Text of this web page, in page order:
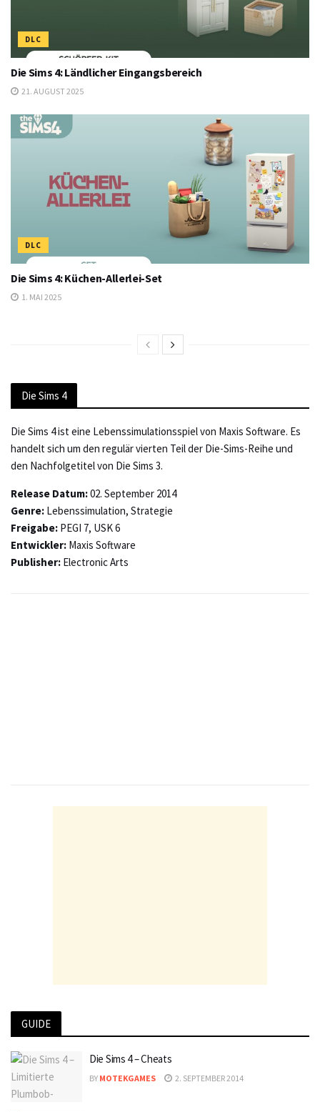
DLC
Die Sims 4: Ländlicher Eingangsbereich
21. AUGUST 2025
DLC
Die Sims 4: Küchen-Allerlei-Set
1. MAI 2025
Die Sims 4
Die Sims 4 ist eine Lebenssimulationsspiel von Maxis Software. Es
handelt sich um den regulär vierten Teil der Die-Sims-Reihe und
den Nachfolgetitel von Die Sims 3.
Release Datum:02. September 2014
Genre: Lebenssimulation, Strategie
Freigabe: PEGI 7, USK 6
Entwickler: Maxis Software
Publisher: Electronic Arts
GUIDE
Die Sims 4 – Cheats
BY MOTEKGAMES 2. SEPTEMBER 2014